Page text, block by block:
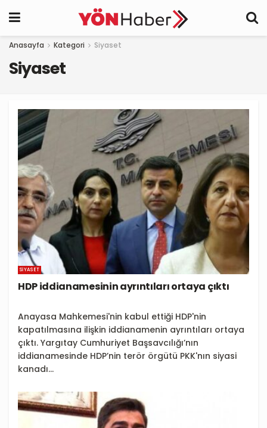
Anasayfa Kategori Siyaset
Siyaset
SIYASET
HDP iddianamesinin ayrıntıları ortaya çıktı
Anayasa Mahkemesi'nin kabul ettiği HDP'nin
kapatılmasına ilişkin iddianamenin ayrıntıları ortaya
çıktı. Yargıtay Cumhuriyet Başsavcılığı’nın
iddianamesinde HDP’nin terör örgütü PKK'nın siyasi
kanadı...